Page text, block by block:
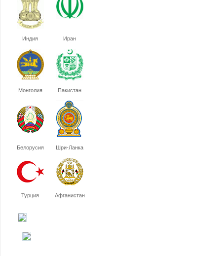
Индия Иран
Монголия Пакистан
Белорусия Шри-Ланка
Турция Афганистан